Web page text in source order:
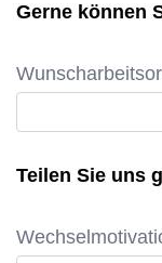
Gerne können
Teilen Sie uns